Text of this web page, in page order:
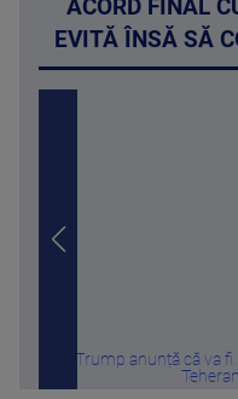
ACORD FINAL
EVITĂ ÎNSĂ SĂ
Trump anunță că va fi